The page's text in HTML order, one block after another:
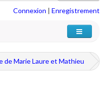
Connexion | Enregistrement
de Marie Laure et Mathieu